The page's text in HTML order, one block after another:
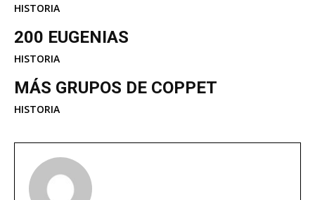
HISTORIA
200 EUGENIAS
HISTORIA
MÁS GRUPOS DE COPPET
HISTORIA